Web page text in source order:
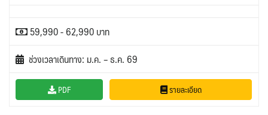
59,990 - 62,990 บาท
ช่วงเวลาเดินทาง: ม.ค. – ธ.ค. 69
PDF รายละเอียด